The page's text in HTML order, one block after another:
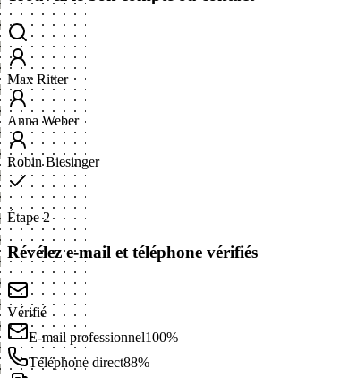
Max Ritter
Anna Weber
Robin Biesinger
Étape 2
Révélez e-mail et téléphone vérifiés
Vérifié
E-mail professionnel100%
Téléphone direct88%